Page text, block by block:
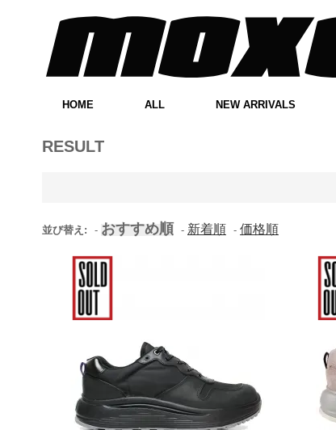
HOME ALL NEW ARRIVALS
RESULT
並び替え: - おすすめ順 - 新着順 - 価格順
Eytys Jet Combo All Black
30,800円(税込)